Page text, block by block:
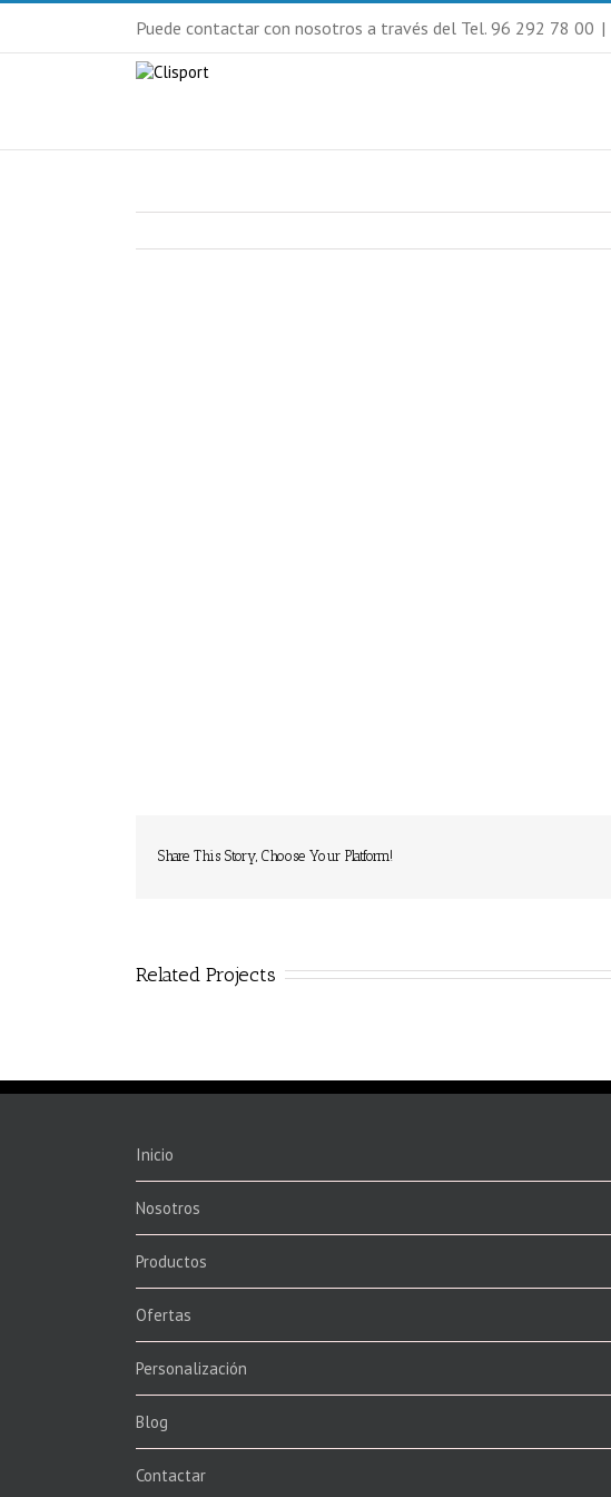
Puede contactar con nosotros a través del Tel. 96 292 78 00 |
Share This Story, Choose Your Platform!
Related Projects
Inicio
Nosotros
Productos
Ofertas
Personalización
Blog
Contactar